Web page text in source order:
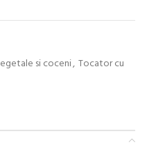
si coceni, Tocator cu